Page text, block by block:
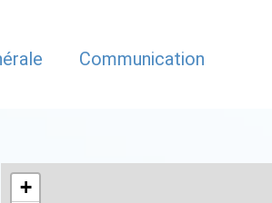
Communication
+